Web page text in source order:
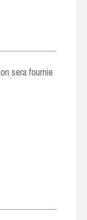
sera fournie